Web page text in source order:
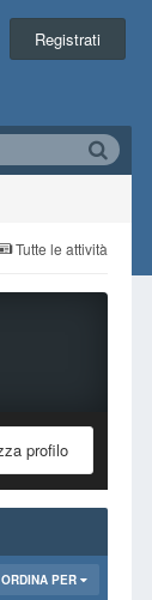
Registrati
Tutte le attività
profilo
ORDINA PER